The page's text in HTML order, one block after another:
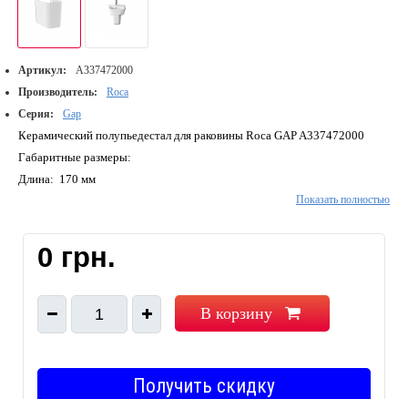
Артикул:
A337472000
Производитель:
Roca
Серия:
Gap
Керамический полупьедестал для раковины Roca GAP A337472000
Габаритные размеры:
Длина: 170 мм
Характеристики:
Система монтажа: Фиксирующие пружины
Установочный комплект
Показать полностью
0 грн.
1 В корзину
Получить скидку